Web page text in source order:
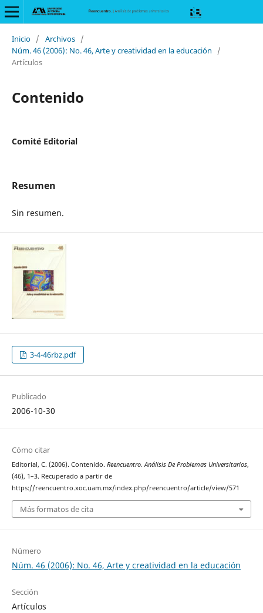
Inicio / Archivos /
Núm. 46 (2006): No. 46, Arte y creatividad en la educación
/
Artículos
Contenido
Comité Editorial
Resumen
Sin resumen.
3-4-46rbz.pdf
Publicado
2006-10-30
Cómo citar
Editorial, C. (2006). Contenido. Reencuentro. Análisis De Problemas Universitarios,
(46), 1–3. Recuperado a partir de
https://reencuentro.xoc.uam.mx/index.php/reencuentro/article/view/571
Más formatos de cita
Número
Núm. 46 (2006): No. 46, Arte y creatividad en la educación
Sección
Artículos